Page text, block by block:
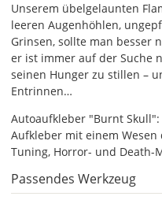
öffnet
sich
die
Farbvorschau
entsprechend
Deiner
Farbauswahl.
Lege
hier
die
Größe
Passendes Werkzeug
Unserem übelgelaunten
leeren Augenhöhlen,
Grinsen, sollte man besser
er ist immer auf der Suche
seinen Hunger zu stillen –
Entrinnen…
Autoaufkleber "Burnt
Aufkleber mit einem
Tuning, Horror- und Death-